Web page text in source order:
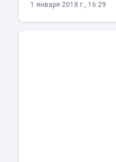
1 января 2018 г., 16:29